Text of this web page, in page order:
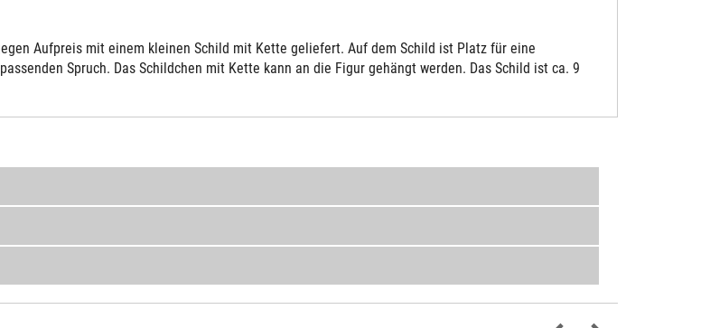
Aufpreis mit einem kleinen Schild mit Kette geliefert. Auf dem Schild ist Platz für eine
Spruch. Das Schildchen mit Kette kann an die Figur gehängt werden. Das Schild ist ca. 9